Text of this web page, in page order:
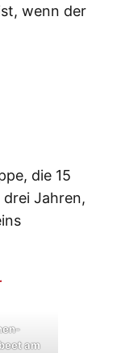
wenn der
die 15
Jahren,
am